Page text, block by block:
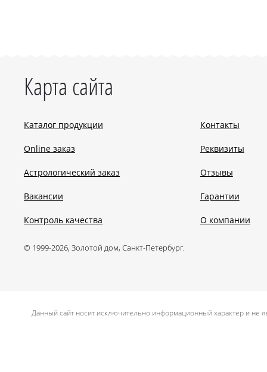
Карта сайта
Каталог продукции
Online заказ
Астрологический заказ
Вакансии
Контроль качества
Контакты
Реквизиты
Отзывы
Гарантии
О компании
© 1999-2026, Золотой дом, Санкт-Петербург.
Данный сайт носит исключительно информационный характер и не